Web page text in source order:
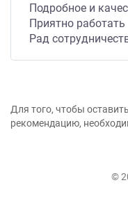
Подробное и
Приятно
Рад
Для того, чтобы
рекомендацию,
©